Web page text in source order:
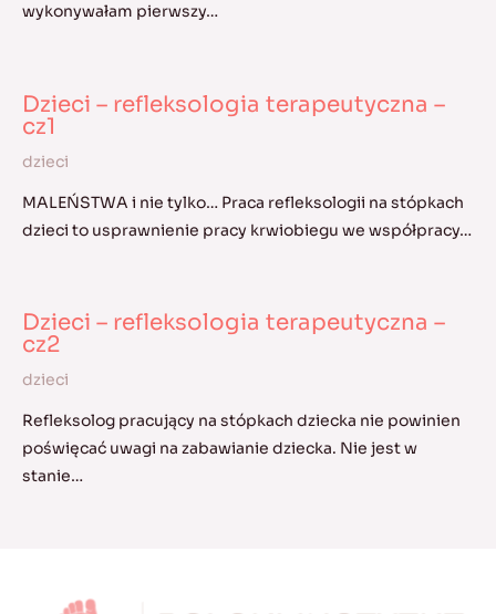
wykonywałam pierwszy…
Dzieci – refleksologia terapeutyczna –
cz1
dzieci
MALEŃSTWA i nie tylko… Praca refleksologii na stópkach
dzieci to usprawnienie pracy krwiobiegu we współpracy…
Dzieci – refleksologia terapeutyczna –
cz2
dzieci
Refleksolog pracujący na stópkach dziecka nie powinien
poświęcać uwagi na zabawianie dziecka. Nie jest w
stanie…